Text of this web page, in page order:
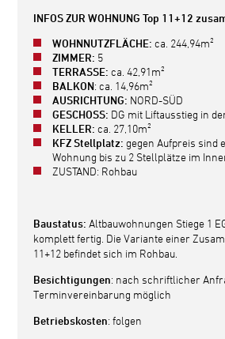
INFOS ZUR WOHNUNG Top 11+12
WOHNNUTZFLÄCHE: ca. 244,94m²
ZIMMER: 5
TERRASSE: ca. 42,91m²
BALKON: ca. 14,96m²
AUSRICHTUNG: NORD-SÜD
GESCHOSS: DG mit Liftausstieg in
KELLER: ca. 27,10m²
KFZ Stellplatz: gegen Aufpreis sind
Wohnung bis zu 2 Stellplätze im
ZUSTAND: Rohbau
Baustatus: Altbauwohnungen Stiege 1
komplett fertig. Die Variante einer
11+12 befindet sich im Rohbau.
Besichtigungen: nach schriftlicher
Terminvereinbarung möglich
Betriebskosten: folgen